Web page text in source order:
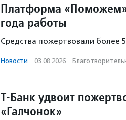
Платформа «Поможем»
года работы
Средства пожертвовали более
Новости · 03.08.2026 ·
Т-Банк удвоит
«Галчонок»